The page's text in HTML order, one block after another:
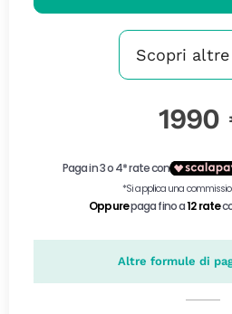
Scopri
1990
Altre formule di